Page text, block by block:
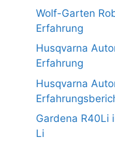
Wolf-Garten
Erfahrung
Husqvarna
Erfahrung
Husqvarna
Gardena R40Li
Li